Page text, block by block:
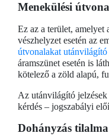
Menekülési
Ez az a terület, amelyet
vészhelyzet esetén az
útvonalakat
áramszünet esetén is
kötelező a zöld alapú,
Az utánvilágító jelzések
kérdés – jogszabályi
Dohányzás